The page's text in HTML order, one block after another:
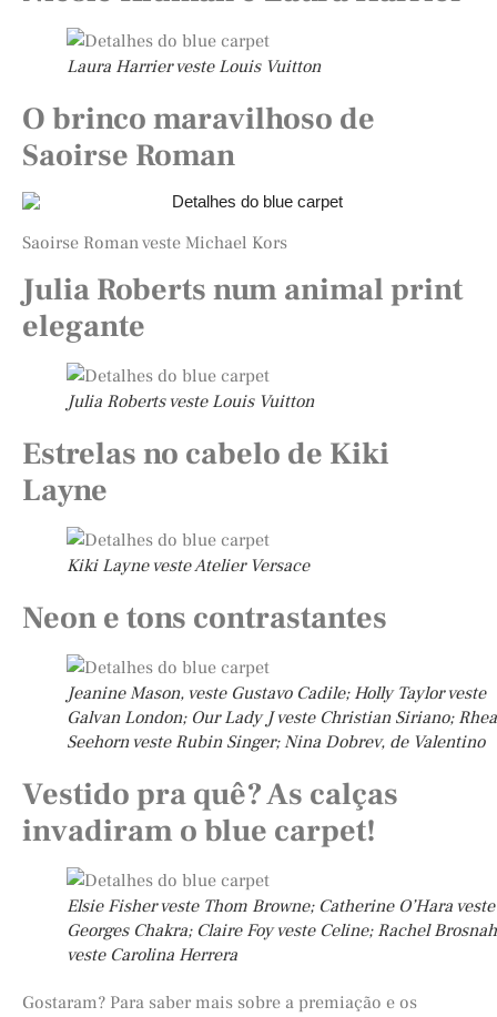
Laura Harrier veste Louis Vuitton
O brinco maravilhoso de
Saoirse Roman
Saoirse Roman veste Michael Kors
Julia Roberts num animal print
elegante
Julia Roberts veste Louis Vuitton
Estrelas no cabelo de Kiki
Layne
Kiki Layne veste Atelier Versace
Neon e tons contrastantes
Jeanine Mason, veste Gustavo Cadile; Holly Taylor veste
Galvan London; Our Lady J veste Christian Siriano; Rhea
Seehorn veste Rubin Singer; Nina Dobrev, de Valentino
Vestido pra quê? As calças
invadiram o blue carpet!
Elsie Fisher veste Thom Browne; Catherine O’Hara veste
Georges Chakra; Claire Foy veste Celine; Rachel
veste Carolina Herrera
Gostaram? Para saber mais sobre a premiação e os